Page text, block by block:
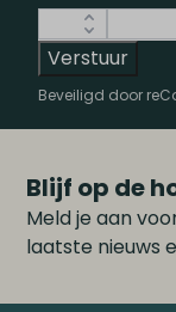
Verstuur
Beveiligd door
Blijf op de
Meld je aan
laatste nieuws